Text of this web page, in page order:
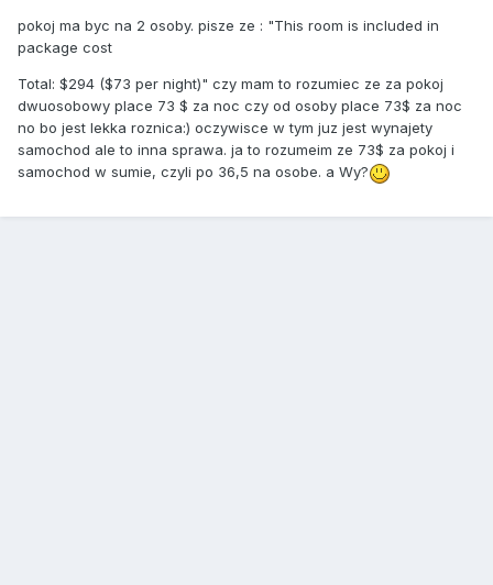
pokoj ma byc na 2 osoby. pisze ze : "This room is included in
package cost
Total: $294 ($73 per night)" czy mam to rozumiec ze za pokoj
dwuosobowy place 73 $ za noc czy od osoby place 73$ za noc
no bo jest lekka roznica:) oczywisce w tym juz jest wynajety
samochod ale to inna sprawa. ja to rozumeim ze 73$ za pokoj i
samochod w sumie, czyli po 36,5 na osobe. a Wy?